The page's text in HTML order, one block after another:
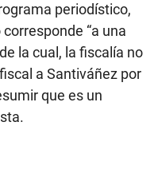
periodístico,
“a una
la cual, la fiscalía no
a Santiváñez por
que es un